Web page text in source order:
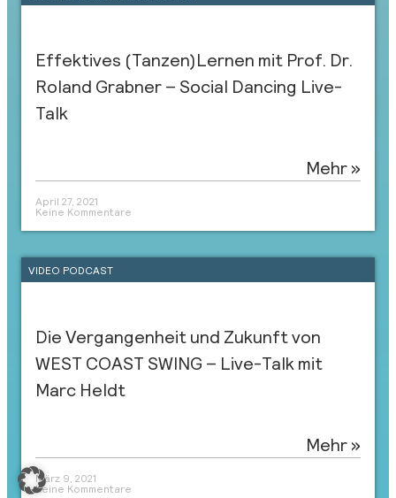
Effektives (Tanzen)Lernen mit Prof. Dr.
Roland Grabner – Social Dancing Live-
Talk
Mehr »
April 27, 2021
Keine Kommentare
VIDEO PODCAST
Die Vergangenheit und Zukunft von
WEST COAST SWING – Live-Talk mit
Marc Heldt
Mehr »
März 9, 2021
Keine Kommentare